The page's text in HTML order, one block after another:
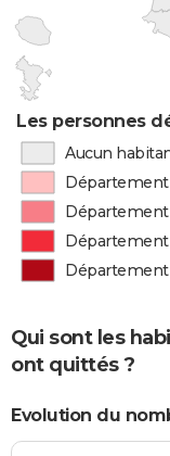
Les personnes
Aucun
Département
Département
Département
Qui sont les
ont quittés ?
Evolution du